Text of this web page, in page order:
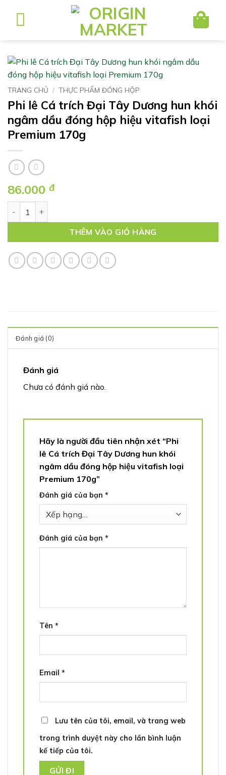
dung
TRANG CHỦ / THỰC PHẨM ĐÓNG HỘP
Phi lê Cá trích Đại Tây Dương hun khói
ngâm dầu đóng hộp hiệu vitafish loại
Premium 170g
86.000 đ
THÊM VÀO GIỎ HÀNG
Đánh giá (0)
Đánh giá
Chưa có đánh giá nào.
Hãy là người đầu tiên nhận xét “Phi
lê Cá trích Đại Tây Dương hun khói
ngâm dầu đóng hộp hiệu vitafish loại
Premium 170g”
Đánh giá của bạn *
Đánh giá của bạn *
Tên *
Email *
Lưu tên của tôi, email, và trang web
trong trình duyệt này cho lần bình luận
kế tiếp của tôi.